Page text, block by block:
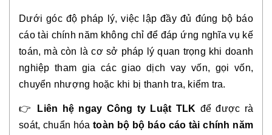
Dưới góc độ pháp lý, việc lập đầy đủ đúng bộ báo
cáo tài chính năm không chỉ để đáp ứng nghĩa vụ kế
toán, mà còn là cơ sở pháp lý quan trọng khi doanh
nghiệp tham gia các giao dịch vay vốn, gọi vốn,
chuyển nhượng hoặc khi bị thanh tra, kiểm tra.
👉 Liên hệ ngay Công ty Luật TLK để được rà
soát, chuẩn hóatoàn bộ bộ báo cáo tài chính năm